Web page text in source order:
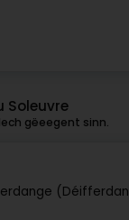
Soleuvre
gëeegent sinn.